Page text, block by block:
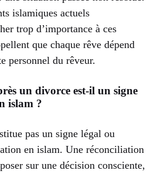
islamiques actuels
trop d’importance à ces
que chaque rêve dépend
personnel du rêveur.
un divorce est-il un signe
islam ?
pas un signe légal ou
en islam. Une réconciliation
sur une décision consciente,